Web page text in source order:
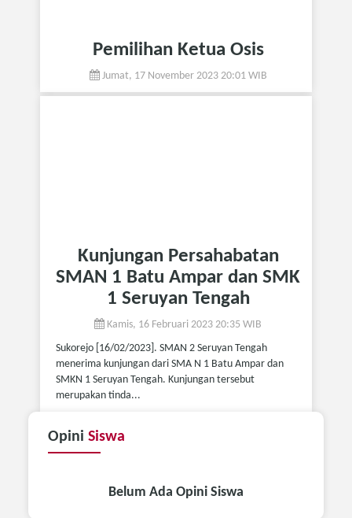
Pemilihan Ketua Osis
Jumat, 17 November 2023 20:01 WIB
Kunjungan Persahabatan
SMAN 1 Batu Ampar dan SMK
1 Seruyan Tengah
Kamis, 16 Februari 2023 20:35 WIB
Sukorejo [16/02/2023]. SMAN 2 Seruyan Tengah
menerima kunjungan dari SMA N 1 Batu Ampar dan
SMKN 1 Seruyan Tengah. Kunjungan tersebut
merupakan tinda...
Opini Siswa
Belum Ada Opini Siswa